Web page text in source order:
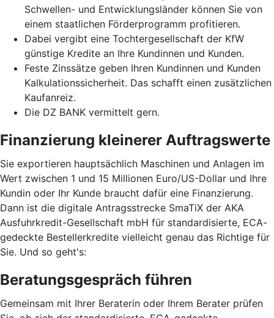
Schwellen- und Entwicklungsländer können Sie von
einem staatlichen Förderprogramm profitieren.
Dabei vergibt eine Tochtergesellschaft der KfW
günstige Kredite an Ihre Kundinnen und Kunden.
Feste Zinssätze geben Ihren Kundinnen und Kunden
Kalkulationssicherheit. Das schafft einen zusätzlichen
Kaufanreiz.
Die DZ BANK vermittelt gern.
Finanzierung kleinerer Auftragswerte
Sie exportieren hauptsächlich Maschinen und Anlagen im
Wert zwischen 1 und 15 Millionen Euro/US-Dollar und Ihre
Kundin oder Ihr Kunde braucht dafür eine Finanzierung.
Dann ist die digitale Antragsstrecke SmaTiX der AKA
Ausfuhrkredit-Gesellschaft mbH für standardisierte, ECA-
gedeckte Bestellerkredite vielleicht genau das Richtige für
Sie. Und so geht's:
Beratungsgespräch führen
Gemeinsam mit Ihrer Beraterin oder Ihrem Berater prüfen